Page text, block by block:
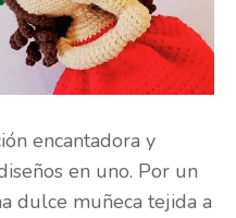
encantadora y
en uno. Por un
dulce muñeca tejida a